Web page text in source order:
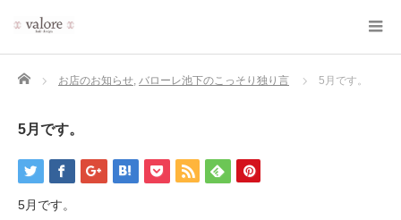
Home お店のお知らせ, バローレ池下のこっそり独り言 5月です。
5月です。
5月です。